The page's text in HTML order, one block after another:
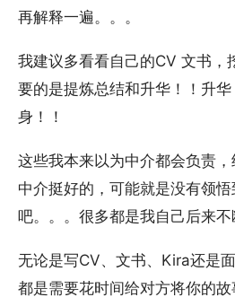
再解释一遍。。。
我建议多看看自己的CV 文书，
要的是提炼总结和升华！！升
身！！
这些我本来以为中介都会负责
中介挺好的，可能就是没有领
吧。。。很多都是我自己后来不
无论是写CV、文书、Kira还是
都是需要花时间给对方将你的